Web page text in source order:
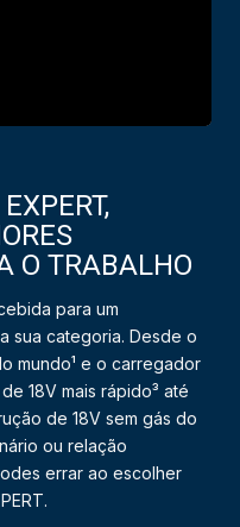
O TRABALHO
para um
sua categoria. Desde o
mundo¹ e o carregador
18V mais rápido³ até
de 18V sem gás do
ou relação
errar ao escolher